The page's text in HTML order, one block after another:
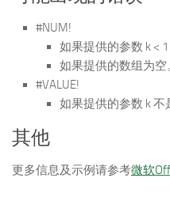
#NUM!
如果提供的参数 k <
如果提供的数组为空
#VALUE!
如果提供的参数 k 不
其他
更多信息及示例请参考微软